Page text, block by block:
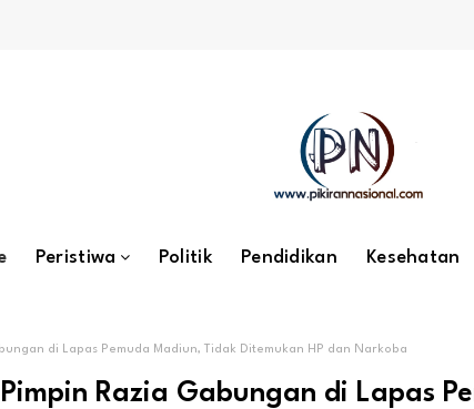
Peristiwa Politik Pendidikan Kesehatan
di Lapas Pemuda Madiun, Tidak Ditemukan HP dan Narkoba
Razia Gabungan di Lapas